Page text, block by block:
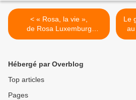
< « Rosa, la vie »,
de Rosa Luxemburg
(critique),
Le
au
Hébergé par Overblog
Top articles
Pages